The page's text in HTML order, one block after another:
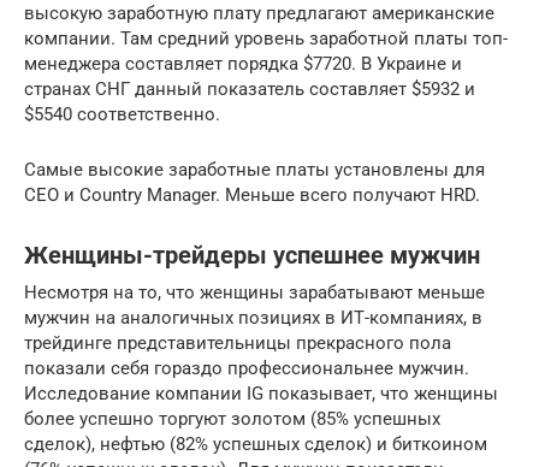
высокую заработную плату предлагают американские
компании. Там средний уровень заработной платы топ-
менеджера составляет порядка $7720. В Украине и
странах СНГ данный показатель составляет $5932 и
$5540 соответственно.
Самые высокие заработные платы установлены для
СЕО и Country Manager. Меньше всего получают HRD.
Женщины-трейдеры успешнее мужчин
Несмотря на то, что женщины зарабатывают меньше
мужчин на аналогичных позициях в ИТ-компаниях, в
трейдинге представительницы прекрасного пола
показали себя гораздо профессиональнее мужчин.
Исследование компании IG показывает, что женщины
более успешно торгуют золотом (85% успешных
сделок), нефтью (82% успешных сделок) и биткоином